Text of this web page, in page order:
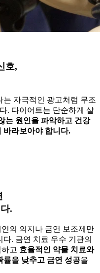
호,
는 자극적인 광고처럼 무조
. 다이어트는 단순하게 살
는 원인을 파악하고 건강
바라보아야 합니다.
.
의 의지나 금연 보조제만
. 금연 치료 우수 기관의
고 효율적인 약물 치료와
률을 낮추고 금연 성공을